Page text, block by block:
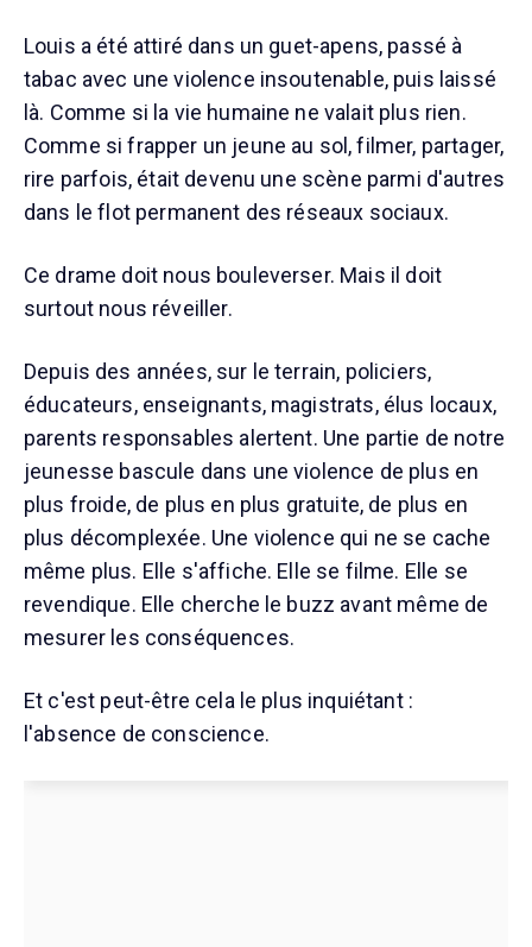
Louis a été attiré dans un guet-apens, passé à
tabac avec une violence insoutenable, puis laissé
là. Comme si la vie humaine ne valait plus rien.
Comme si frapper un jeune au sol, filmer, partager,
rire parfois, était devenu une scène parmi d'autres
dans le flot permanent des réseaux sociaux.
Ce drame doit nous bouleverser. Mais il doit
surtout nous réveiller.
Depuis des années, sur le terrain, policiers,
éducateurs, enseignants, magistrats, élus locaux,
parents responsables alertent. Une partie de notre
jeunesse bascule dans une violence de plus en
plus froide, de plus en plus gratuite, de plus en
plus décomplexée. Une violence qui ne se cache
même plus. Elle s'affiche. Elle se filme. Elle se
revendique. Elle cherche le buzz avant même de
mesurer les conséquences.
Et c'est peut-être cela le plus inquiétant :
l'absence de conscience.